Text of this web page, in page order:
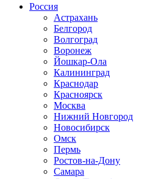
Россия
Астрахань
Белгород
Волгоград
Воронеж
Йошкар-Ола
Калининград
Краснодар
Красноярск
Москва
Нижний Новгород
Новосибирск
Омск
Пермь
Ростов-на-Дону
Самара